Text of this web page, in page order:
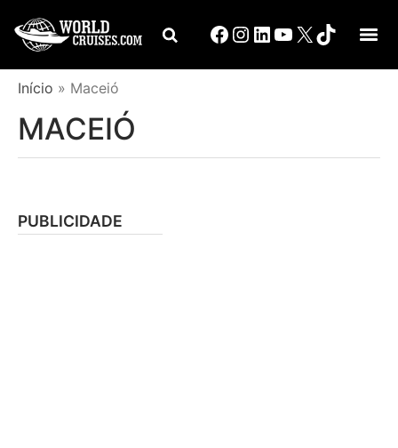
Início » Maceió
MACEIÓ
PUBLICIDADE